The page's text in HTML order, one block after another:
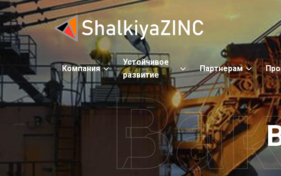
Компания
Устойчивое
развитие
Партнерам